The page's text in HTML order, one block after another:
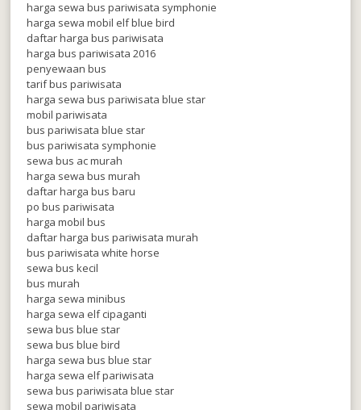
harga sewa bus pariwisata symphonie
harga sewa mobil elf blue bird
daftar harga bus pariwisata
harga bus pariwisata 2016
penyewaan bus
tarif bus pariwisata
harga sewa bus pariwisata blue star
mobil pariwisata
bus pariwisata blue star
bus pariwisata symphonie
sewa bus ac murah
harga sewa bus murah
daftar harga bus baru
po bus pariwisata
harga mobil bus
daftar harga bus pariwisata murah
bus pariwisata white horse
sewa bus kecil
bus murah
harga sewa minibus
harga sewa elf cipaganti
sewa bus blue star
sewa bus blue bird
harga sewa bus blue star
harga sewa elf pariwisata
sewa bus pariwisata blue star
sewa mobil pariwisata